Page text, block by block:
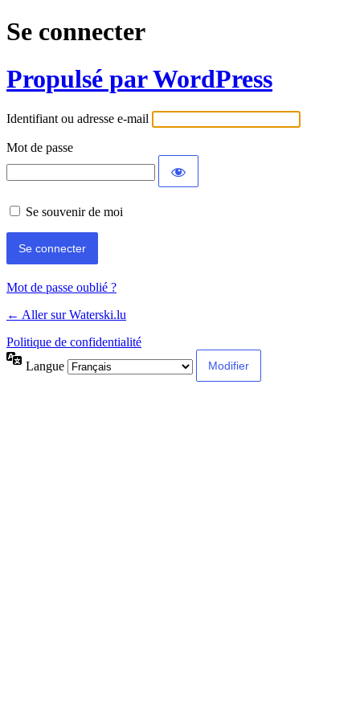
Se connecter
Propulsé par WordPress
Identifiant ou adresse e-mail
Mot de passe
Se souvenir de moi
Mot de passe oublié ?
← Aller sur Waterski.lu
Politique de confidentialité
Langue